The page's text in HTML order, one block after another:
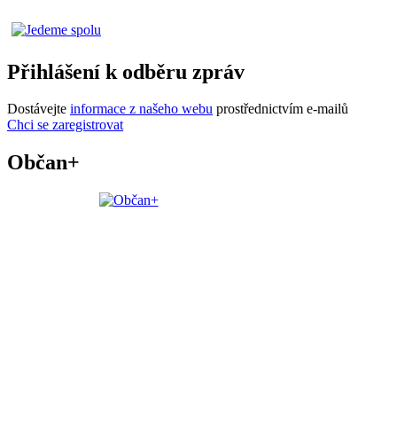
Přihlášení k odběru zpráv
Dostávejte informace z našeho webu prostřednictvím e-mailů
Chci se zaregistrovat
Občan+